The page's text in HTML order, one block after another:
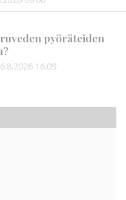
pyöräteiden
6.8.2026 16:09